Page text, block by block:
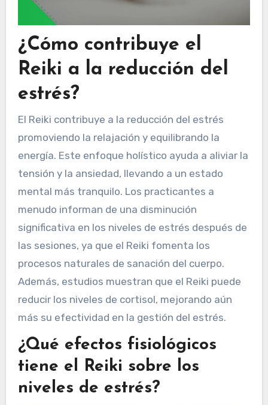
¿Cómo contribuye el
Reiki a la reducción del
estrés?
El Reiki contribuye a la reducción del estrés
promoviendo la relajación y equilibrando la
energía. Este enfoque holístico ayuda a aliviar la
tensión y la ansiedad, llevando a un estado
mental más tranquilo. Los practicantes a
menudo informan de una disminución
significativa en los niveles de estrés después de
las sesiones, ya que el Reiki fomenta los
procesos naturales de sanación del cuerpo.
Además, estudios muestran que el Reiki puede
reducir los niveles de cortisol, mejorando aún
más su efectividad en la gestión del estrés.
¿Qué efectos fisiológicos
tiene el Reiki sobre los
niveles de estrés?